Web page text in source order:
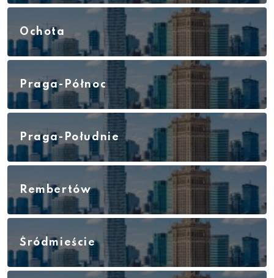
Ochota
Praga-Północ
Praga-Południe
Rembertów
Śródmieście